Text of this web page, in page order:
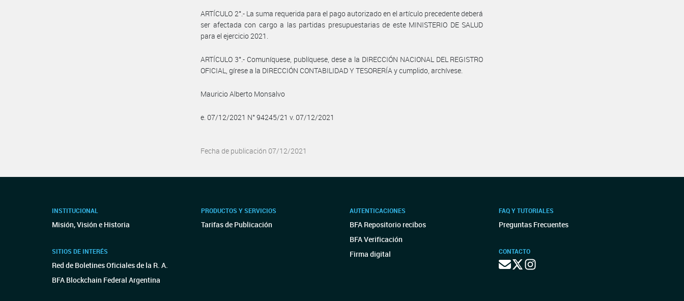
ARTÍCULO 2°.- La suma requerida para el pago autorizado en el artículo precedente deberá
ser afectada con cargo a las partidas presupuestarias de este MINISTERIO DE SALUD
para el ejercicio 2021.
ARTÍCULO 3°.- Comuníquese, publíquese, dese a la DIRECCIÓN NACIONAL DEL REGISTRO
OFICIAL, gírese a la DIRECCIÓN CONTABILIDAD Y TESORERÍA y cumplido, archívese.
Mauricio Alberto Monsalvo
e. 07/12/2021 N° 94245/21 v. 07/12/2021
Fecha de publicación 07/12/2021
INSTITUCIONAL
Misión, Visión e Historia
SITIOS DE INTERÉS
Red de Boletines Oficiales de la R. A.
BFA Blockchain Federal Argentina
PRODUCTOS Y SERVICIOS
Tarifas de Publicación
AUTENTICACIONES
BFA Repositorio recibos
BFA Verificación
Firma digital
FAQ Y TUTORIALES
Preguntas Frecuentes
CONTACTO